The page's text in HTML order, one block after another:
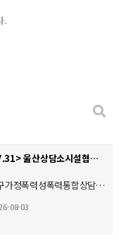
.
<26.07.31> 울산상담소시설협의회 디지털성폭력 및 불법촬영 경찰합동캠페인
가정폭력성폭력통합상담…
08-03